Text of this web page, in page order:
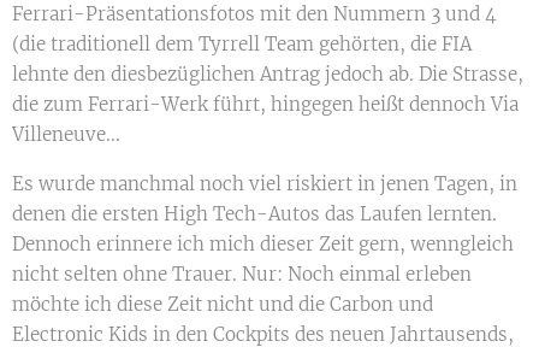
Ferrari-Präsentationsfotos mit den Nummern 3 und 4
(die traditionell dem Tyrrell Team gehörten, die FIA
lehnte den diesbezüglichen Antrag jedoch ab. Die Strasse,
die zum Ferrari-Werk führt, hingegen heißt dennoch Via
Villeneuve...
Es wurde manchmal noch viel riskiert in jenen Tagen, in
denen die ersten High Tech-Autos das Laufen lernten.
Dennoch erinnere ich mich dieser Zeit gern, wenngleich
nicht selten ohne Trauer. Nur: Noch einmal erleben
möchte ich diese Zeit nicht und die Carbon und
Electronic Kids in den Cockpits des neuen Jahrtausends,